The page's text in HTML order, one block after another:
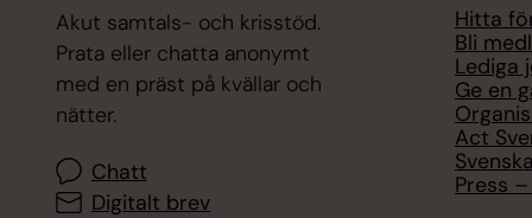
Akut samtals- och krisstöd.
Prata eller chatta anonymt
med en präst på kvällar och
nätter.
Chatt
Digitalt brev
Hitta
Bli
Lediga
Ge en
Act
Press